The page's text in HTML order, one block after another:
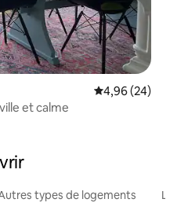
Note
4,96 (24)
et calme
types de logements